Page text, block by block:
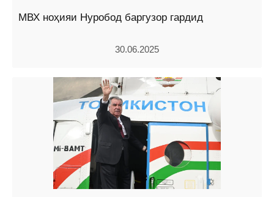
МВХ ноҳияи Нуробод баргузор гардид
30.06.2025